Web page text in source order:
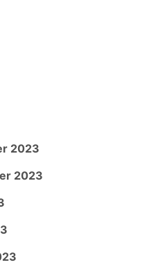
2023
2023